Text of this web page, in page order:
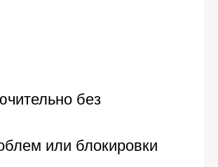
без
или блокировки